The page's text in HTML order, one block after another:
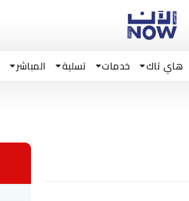
هاي تاك خدمات تسلية المباشر